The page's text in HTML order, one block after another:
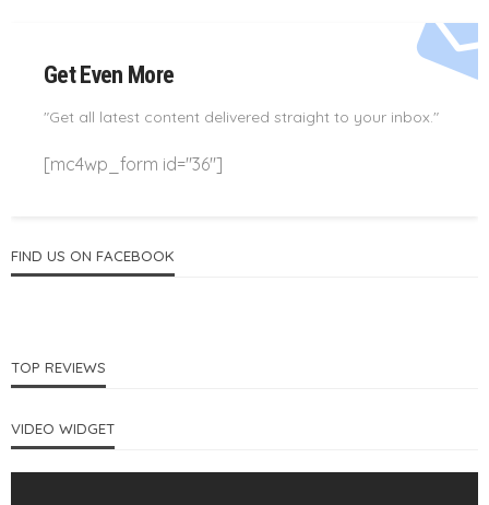
Get Even More
"Get all latest content delivered straight to your inbox."
[mc4wp_form id="36"]
FIND US ON FACEBOOK
TOP REVIEWS
VIDEO WIDGET